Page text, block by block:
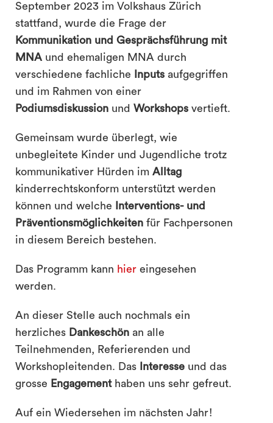
September 2023 im Volkshaus Zürich
stattfand, wurde die Frage der
Kommunikation und Gesprächsführung mit
MNAund ehemaligen MNA durch
verschiedene fachliche Inputsaufgegriffen
und im Rahmen von einer
Podiumsdiskussionund Workshopsvertieft.
Gemeinsam wurde überlegt, wie
unbegleitete Kinder und Jugendliche trotz
kommunikativer Hürden im Alltag
kinderrechtskonform unterstützt werden
können und welche
Interventions- und
Präventionsmöglichkeitenfür Fachpersonen
in diesem Bereich bestehen.
Das Programm kann hiereingesehen
werden.
An dieser Stelle auch nochmals ein
herzliches Dankeschönan alle
Teilnehmenden, Referierenden und
Workshopleitenden. Das
Interesseund das
grosse Engagementhaben uns sehr gefreut.
Auf ein Wiedersehen im nächsten Jahr!